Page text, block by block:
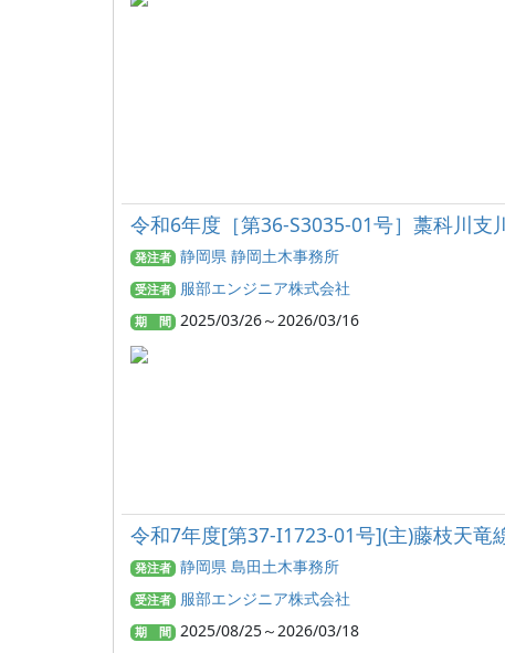
令和6年度［第36-S3035-01号］藁科川支
発注者 静岡県 静岡土木事務所
受注者 服部エンジニア株式会社
期 間 2025/03/26～2026/03/16
令和7年度[第37-I1723-01号](主)藤枝天竜
発注者 静岡県 島田土木事務所
受注者 服部エンジニア株式会社
期 間 2025/08/25～2026/03/18